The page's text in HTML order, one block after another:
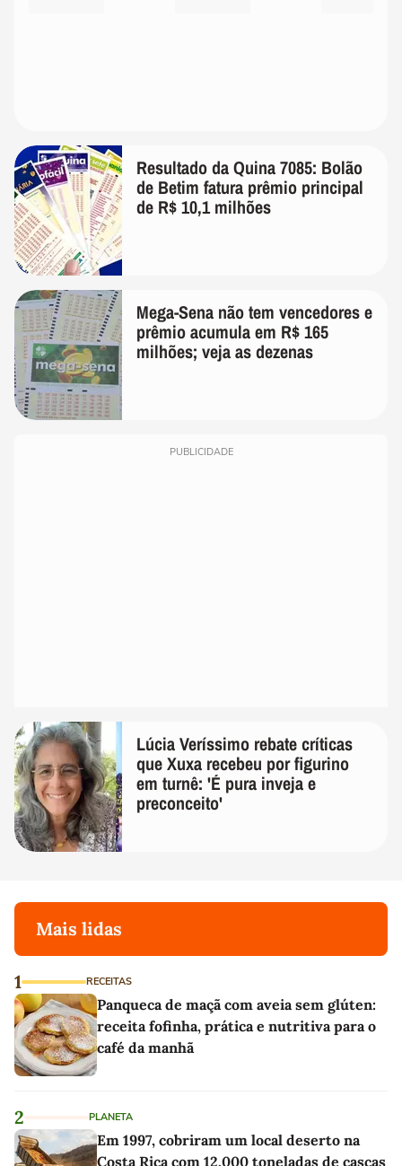
Resultado da Quina 7085: Bolão
de Betim fatura prêmio principal
de R$ 10,1 milhões
Mega-Sena não tem vencedores e
prêmio acumula em R$ 165
milhões; veja as dezenas
PUBLICIDADE
Lúcia Veríssimo rebate críticas
que Xuxa recebeu por figurino
em turnê: 'É pura inveja e
preconceito'
Mais lidas
1 RECEITAS
Panqueca de maçã com aveia sem glúten:
receita fofinha, prática e nutritiva para o
café da manhã
2 PLANETA
Em 1997, cobriram um local deserto na
Costa Rica com 12.000 toneladas de cascas